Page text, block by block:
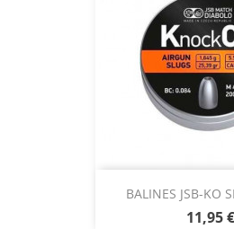
BALINES JSB-KO
11,95 €